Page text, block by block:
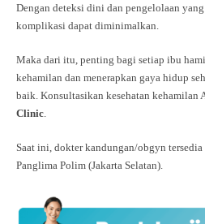
Dengan deteksi dini dan pengelolaan
komplikasi dapat diminimalkan.
Maka dari itu, penting bagi setiap ibu
kehamilan dan menerapkan gaya hidup
baik. Konsultasikan kesehatan kehamilan
Clinic
Saat ini, dokter kandungan/obgyn
Panglima Polim (Jakarta Selatan).